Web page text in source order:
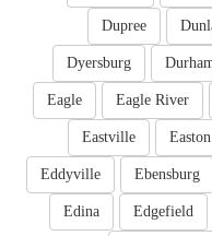
Dupree
Dyersburg
Eagle River
Eagle
Easton
Eastville
Ebensburg
Eddyville
Edgefield
Edina